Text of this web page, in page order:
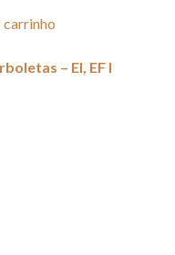
carrinho
– EI, EF I